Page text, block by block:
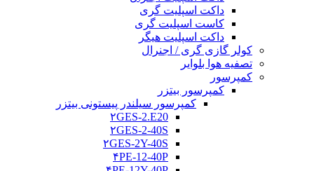
داکت اسپلیت گری
کاست اسپلیت گری
داکت اسپلیت هیگر
کولر گازی گری / اجنرال
تصفیه هوا بلوایر
کمپرسور
کمپرسور بیتزر
کمپرسور سیلندر پیستونی بیتزر
۲GES-2.E20
۲GES-2-40S
۲GES-2Y-40S
۴PE-12-40P